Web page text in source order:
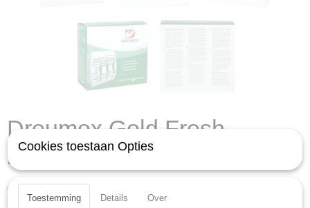
Dreumex Gold Fresh
luchtverfrisser
€ 20,16 € 16,44
Cookies toestaan Opties
Toestemming Details Over